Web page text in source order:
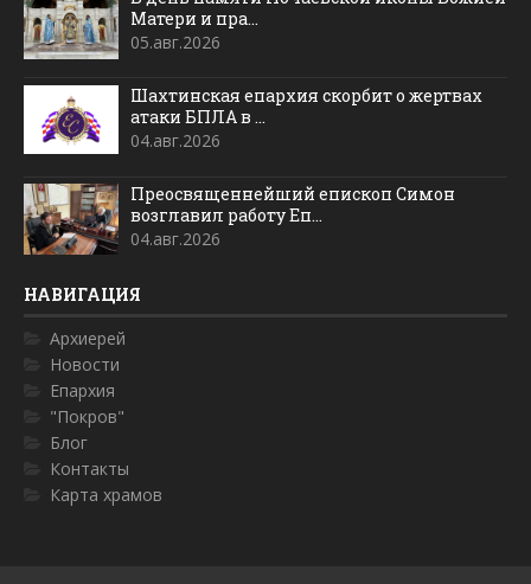
Матери и пра...
05.авг.2026
Шахтинская епархия скорбит о жертвах
атаки БПЛА в ...
04.авг.2026
Преосвященнейший епископ Симон
возглавил работу Еп...
04.авг.2026
НАВИГАЦИЯ
Архиерей
Новости
Епархия
"Покров"
Блог
Контакты
Карта храмов